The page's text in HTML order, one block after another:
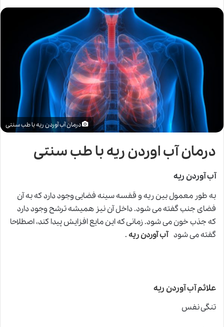
درمان آب آوردن ریه با طب سنتی
درمان آب اوردن ریه با طب سنتی
آب آوردن ریه
به طور معمول بین ریه و قفسه سینه فضایی وجود دارد که به آن
فضای جنب گفته می شود. داخل آن نیز همیشه ترشح وجود دارد
که جذب خون می شود. زمانی که این مایع افزایش پیدا کند، اصطلاحا
گفته می شود آب آوردن ریه.
علائم آب آوردن ریه
تنگی نفس